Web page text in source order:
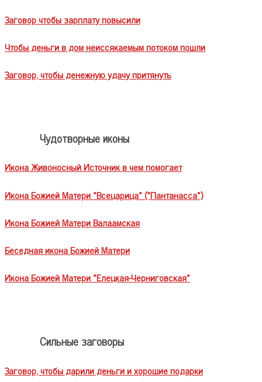
Заговор чтобы зарплату повысили
Чтобы деньги в дом неиссякаемым потоком пошли
Заговор, чтобы денежную удачу притянуть
Чудотворные иконы
Икона Живоносный Источник в чем помогает
Икона Божией Матери «Всецарица» («Пантанасса»)
Икона Божией Матери Валаамская
Беседная икона Божией Матери
Икона Божией Матери «Елецкая-Черниговская»
Сильные заговоры
Заговор, чтобы дарили деньги и хорошие подарки